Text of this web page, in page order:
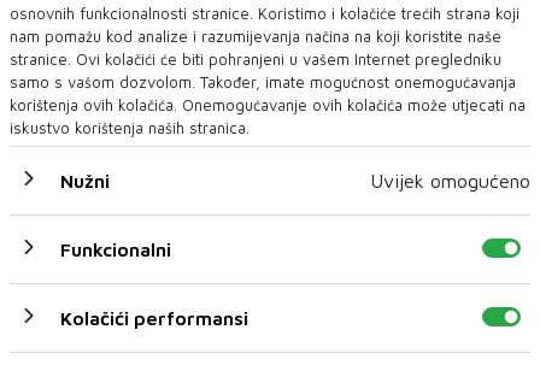
Posao: Discipliniranost i marljivost donijet će
vam uspjeh danas. Iskoristite vikend za
planiranje budućih zadataka i organizaciju.
Vaša predanost i upornost bit će nagrađeni, a
nadređenih.
ljubavni život. Provedite kvalitetno vrijeme s
partnerom, a slobodni Jarci mogli bi upoznati
nekoga tko dijeli njihove vrijednosti i ciljeve.
osnovnih funkcionalnosti stranice. Koristimo i kolačiće trećih strana koji
nam pomažu kod analize i razumijevanja načina na koji koristite naše
stranice. Ovi kolačići će biti pohranjeni u vašem Internet pregledniku
samo s vašom dozvolom. Također, imate mogućnost onemogućavanja
korištenja ovih kolačića. Onemogućavanje ovih kolačića može utjecati na
iskustvo korištenja naših stranica.
Nužni Uvijek omogućeno
Funkcionalni
Kolačići performansi